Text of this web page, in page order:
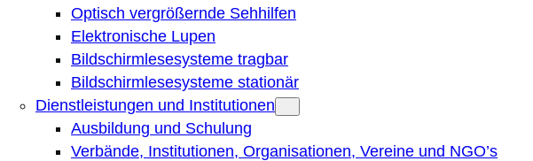
Optisch vergrößernde Sehhilfen
Elektronische Lupen
Bildschirmlesesysteme tragbar
Bildschirmlesesysteme stationär
Dienstleistungen und Institutionen
Ausbildung und Schulung
Verbände, Institutionen, Organisationen, Vereine und NGO’s